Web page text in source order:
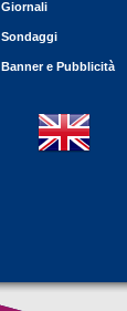
Giornali
Sondaggi
Banner e Pubblicità